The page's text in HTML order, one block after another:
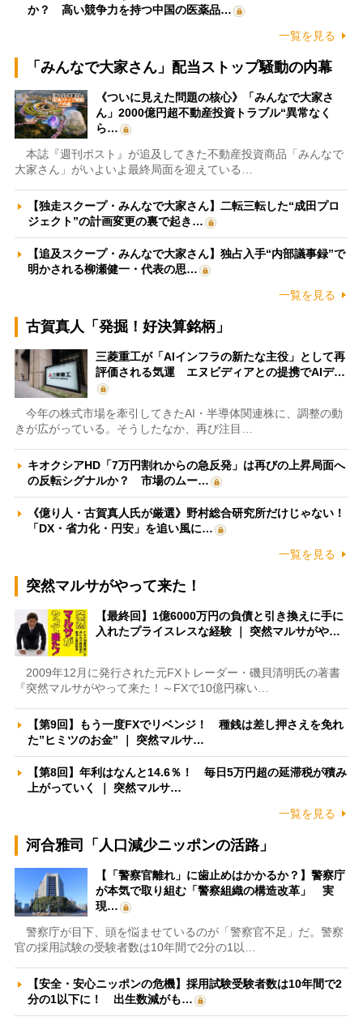
か？ 高い競争力を持つ中国の医薬品…
一覧を見る
「みんなで大家さん」配当ストップ騒動の内幕
《ついに見えた問題の核心》「みんなで大家さ
ん」2000億円超不動産投資トラブル“異常なく
ら…
本誌『週刊ポスト』が追及してきた不動産投資商品「みんなで
大家さん」がいよいよ最終局面を迎えている…
【独走スクープ・みんなで大家さん】二転三転した“成田プロ
ジェクト”の計画変更の裏で起き…
【追及スクープ・みんなで大家さん】独占入手“内部議事録”で
明かされる柳瀬健一・代表の思…
一覧を見る
古賀真人「発掘！好決算銘柄」
三菱重工が「AIインフラの新たな主役」として再
評価される気運 エヌビディアとの提携でAIデ…
今年の株式市場を牽引してきたAI・半導体関連株に、調整の動
きが広がっている。そうしたなか、再び注目…
キオクシアHD「7万円割れからの急反発」は再びの上昇局面へ
の反転シグナルか？ 市場のムー…
《億り人・古賀真人氏が厳選》野村総合研究所だけじゃない！
「DX・省力化・円安」を追い風に…
一覧を見る
突然マルサがやって来た！
【最終回】1億6000万円の負債と引き換えに手に
入れたプライスレスな経験 ｜ 突然マルサがや…
2009年12月に発行された元FXトレーダー・磯貝清明氏の著書
『突然マルサがやって来た！～FXで10億円稼い…
【第9回】もう一度FXでリベンジ！ 種銭は差し押さえを免れ
た”ヒミツのお金” ｜ 突然マルサ…
【第8回】年利はなんと14.6％！ 毎日5万円超の延滞税が積み
上がっていく ｜ 突然マルサ…
一覧を見る
河合雅司「人口減少ニッポンの活路」
【「警察官離れ」に歯止めはかかるか？】警察庁
が本気で取り組む「警察組織の構造改革」 実
現…
警察庁が目下、頭を悩ませているのが「警察官不足」だ。警察
官の採用試験の受験者数は10年間で2分の1以…
【安全・安心ニッポンの危機】採用試験受験者数は10年間で2
分の1以下に！ 出生数減がも…